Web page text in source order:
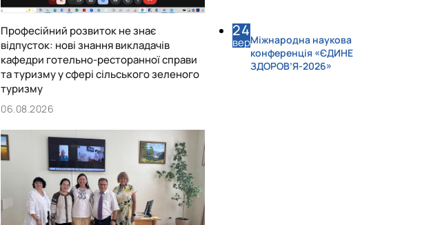
Професійний розвиток не знає
відпусток: нові знання викладачів
кафедри готельно-ресторанної справи
та туризму у сфері сільського зеленого
туризму
06.08.2026
24
верМіжнародна наукова
конференція «ЄДИНЕ
ЗДОРОВ’Я-2026»